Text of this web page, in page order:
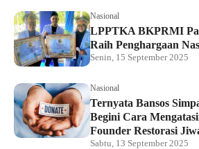
Nasional
LPPTKA BKPRMI
Raih Penghargaan
Senin, 15 September 2025
Nasional
Ternyata Bansos
Begini Cara
Founder Restorasi
Sabtu, 13 September 2025